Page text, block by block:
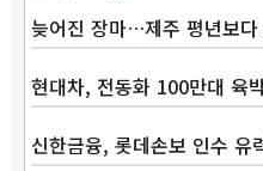
늦어진 장마…제주 평년보
현대차, 전동화 100만대
신한금융, 롯데손보 인수